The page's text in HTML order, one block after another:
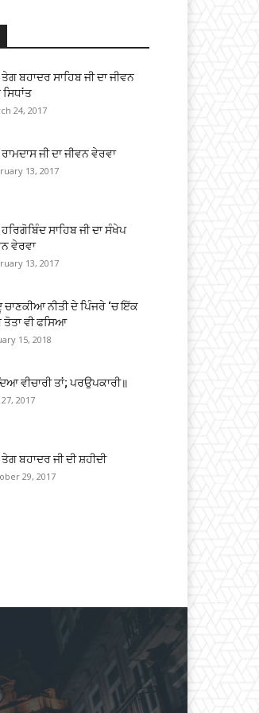
ਬਹਾਦਰ ਸਾਹਿਬ ਜੀ ਦਾ ਜੀਵਨ
24, 2017
ਜੀ ਦਾ ਜੀਵਨ ਵੇਰਵਾ
13, 2017
ਸਾਹਿਬ ਜੀ ਦਾ ਸੰਖੇਪ
ਵੇਰਵਾ
13, 2017
ਚਾਣਕੀਆ ਨੀਤੀ ਦੇ ਪਿੰਜਰੇ ‘ਚ ਇੱਕ
ਤੋਤਾ ਵੀ ਫਸਿਆ
15, 2018
ਵੀਚਾਰੀ ਤਾਂ; ਪਰਉਪਕਾਰੀ॥
27, 2017
ਬਹਾਦਰ ਜੀ ਦੀ ਸ਼ਹੀਦੀ
29, 2017